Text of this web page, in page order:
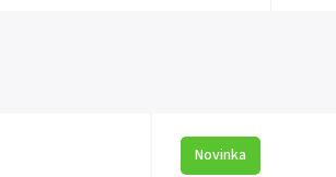
Novinka